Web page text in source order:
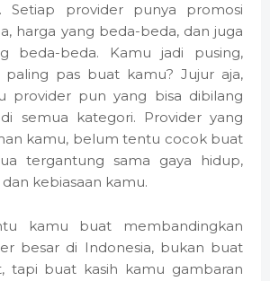
Setiap provider punya promosi
harga yang beda-beda, dan juga
beda-beda. Kamu jadi pusing,
paling pas buat kamu? Jujur aja,
provider pun yang bisa dibilang
semua kategori. Provider yang
kamu, belum tentu cocok buat
tergantung sama gaya hidup,
kebiasaan kamu.
kamu buat membandingkan
besar di Indonesia, bukan buat
tapi buat kasih kamu gambaran